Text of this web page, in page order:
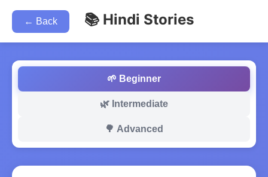
← Back 📚 Hindi Stories
🌱 Beginner
🌿 Intermediate
🌳 Advanced